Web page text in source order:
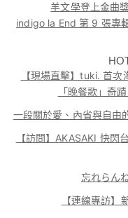
羊文學登上金曲
indigo la End 第 9 張專
【現場直擊】tuki. 首
「晚餐歌」奇
一段關於愛、內省與自由
【訪問】AKASAKI 快
忘れらん
【連線專訪